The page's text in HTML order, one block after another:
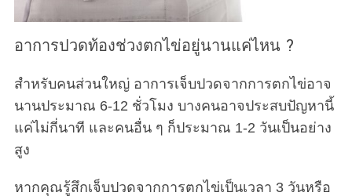
อาการปวดท้องช่วงตกไข่อยู่นานแค่ไหน ?
สำหรับคนส่วนใหญ่ อาการเจ็บปวดจากการตกไข่อาจ
นานประมาณ 6-12 ชั่วโมง บางคนอาจประสบปัญหานี้
แค่ไม่กี่นาที และคนอื่น ๆ ก็ประมาณ 1-2 วันเป็นอย่าง
สูง
หากคุณรู้สึกเจ็บปวดจากการตกไข่เป็นเวลา 3 วันหรือ